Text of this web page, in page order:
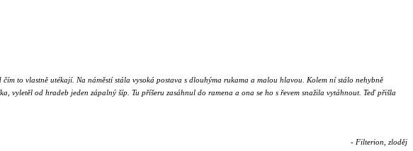
to vlastně utékají. Na náměstí stála vysoká postava s dlouhýma rukama a malou hlavou. Kolem ní stálo nehybně
od hradeb jeden zápalný šíp. Tu příšeru zasáhnul do ramena a ona se ho s řevem snažila vytáhnout. Teď přišla
- Filterion, zloděj